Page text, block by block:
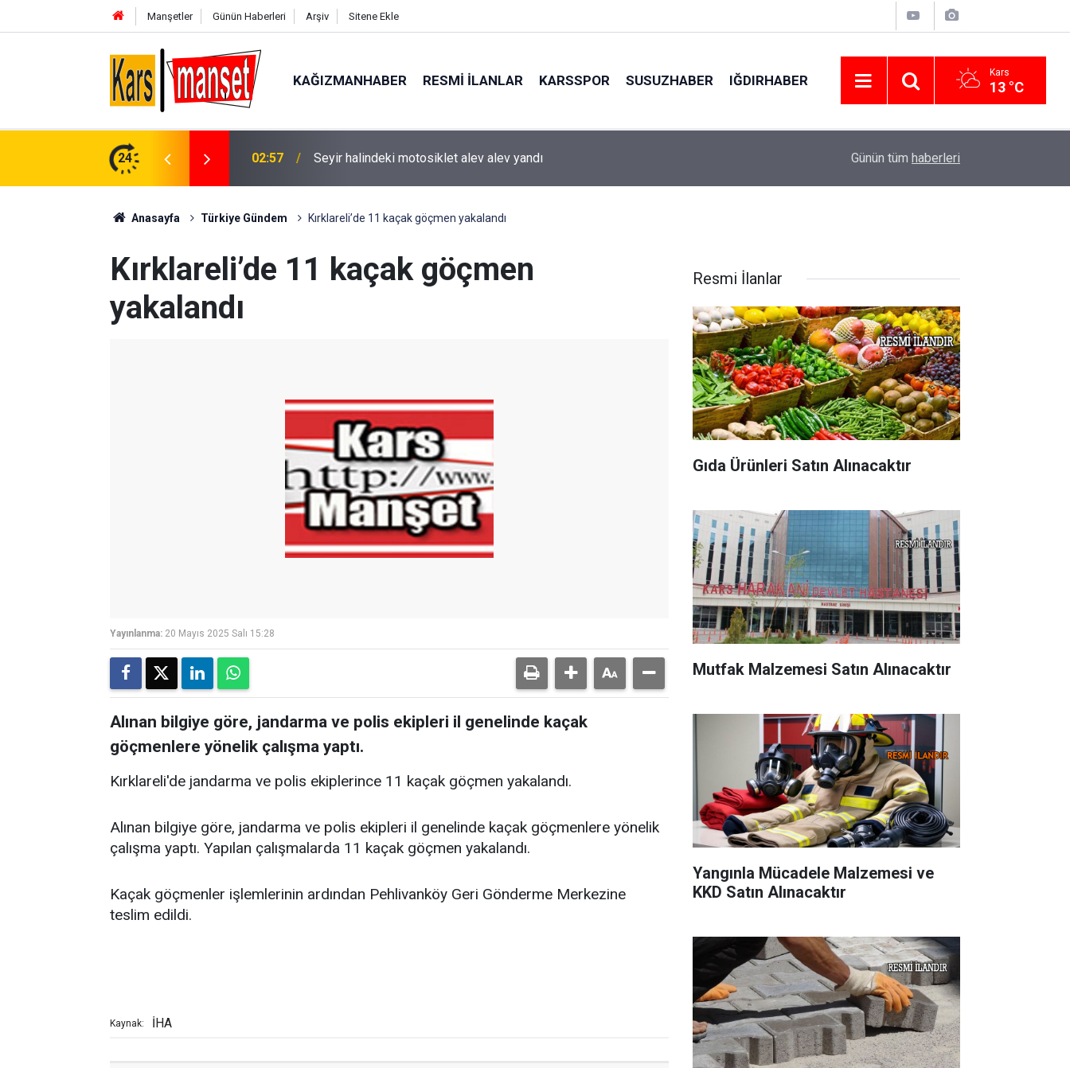
Manşetler Günün Haberleri Arşiv Sitene Ekle
KAĞIZMANHABER RESMI İLANLAR KARSSPOR SUSUZHABER IĞDIRHABER Kars
13 °C
24 02:31 ‘Sivaslılar Günü’nde Ebru Yaşar rüzgarı
öldürmek istemiyorum"
Günün tüm haberleri
Anasayfa Türkiye Gündem Kırklareli’de 11 kaçak göçmen yakalandı
Kırklareli’de 11 kaçak göçmen
yakalandı
Yayınlanma: 20 Mayıs 2025 Salı 15:28
Alınan bilgiye göre, jandarma ve polis ekipleri il genelinde kaçak
göçmenlere yönelik çalışma yaptı.
Kırklareli'de jandarma ve polis ekiplerince 11 kaçak göçmen yakalandı.
Alınan bilgiye göre, jandarma ve polis ekipleri il genelinde kaçak göçmenlere yönelik
çalışma yaptı. Yapılan çalışmalarda 11 kaçak göçmen yakalandı.
Kaçak göçmenler işlemlerinin ardından Pehlivanköy Geri Gönderme Merkezine
teslim edildi.
Kaynak: İHA
Resmi İlanlar
Gıda Ürünleri Satın Alınacaktır
Mutfak Malzemesi Satın Alınacaktır
Yangınla Mücadele Malzemesi ve
KKD Satın Alınacaktır